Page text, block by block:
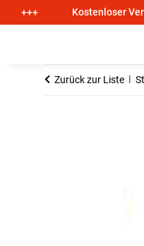
+++ Kostenloser
Zurück zur Liste